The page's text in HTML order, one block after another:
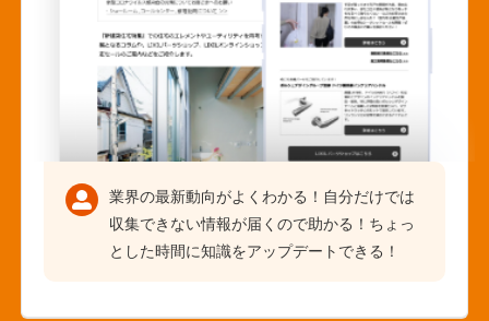
業界の最新動向がよくわかる！自分だけでは
収集できない情報が届くので助かる！ちょっ
とした時間に知識をアップデートできる！